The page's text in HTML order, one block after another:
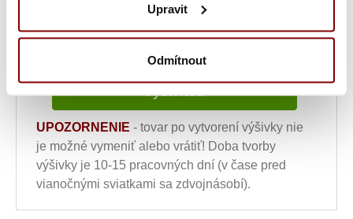
Upravit
Odmítnout
Vložiť do košíka s
UPOZORNENIE - tovar po vytvorení výšivky nie
je možné vymeniť alebo vrátiť! Doba tvorby
výšivky je 10-15 pracovných dní (v čase pred
vianočnými sviatkami sa zdvojnásobí).